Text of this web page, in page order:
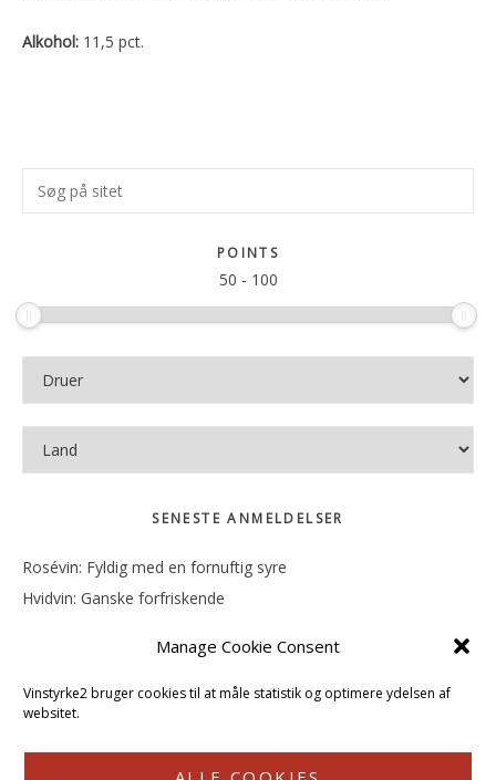
Manage Cookie Consent
Vinstyrke2 bruger cookies til at måle statistik og optimere ydelsen af
websitet.
Alkohol: 11,5 pct.
Primær
Sidebar
Søg
på
POINTS
50 - 100
SENESTE ANMELDELSER
Rosévin: Fyldig med en fornuftig syre
Hvidvin: Ganske forfriskende
Hvidvin: Smørfedme og tropisk sødme
Rosévin: Blød, rund og sødladen